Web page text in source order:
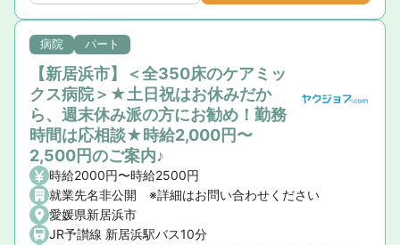
病院 パート
【新居浜市】＜全350床のケアミッ
クス病院＞★土日祝はお休みだか
ら、週末休み派の方にお勧め！勤務
時間は応相談★時給2,000円〜
2,500円のご案内♪
時給2000円〜時給2500円
就業先名非公開 ※詳細はお問い合わせください
愛媛県新居浜市
JR予讃線 新居浜駅バス10分